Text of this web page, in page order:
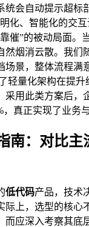
统会自动提示超标
化、智能化的交
催”的被动局面。
然烟消云散。我们
场景，整体流程满
轻量化架构在提升
采用此类方案后，
真正实现了业务
南：对比主
低代码产品，技术
际上，选型的核心
而应深入考察其底